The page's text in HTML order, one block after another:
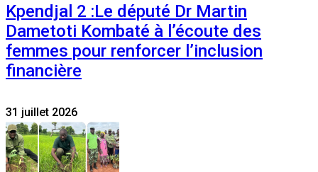
Kpendjal 2 :Le député Dr Martin
Dametoti Kombaté à l’écoute des
femmes pour renforcer l’inclusion
financière
31 juillet 2026